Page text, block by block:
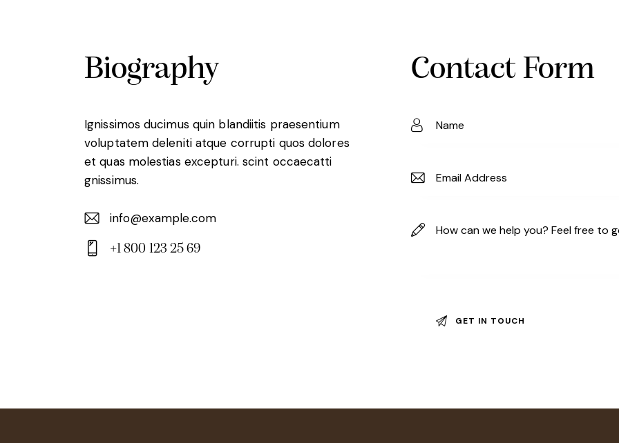
Biography
Ignissimos ducimus quin blandiitis praesentium
voluptatem deleniti atque corrupti quos dolores
et quas molestias excepturi. scint occaecatti
gnissimus.
E-
m
info@example.com
+1 800 123 25 69
Contact Form